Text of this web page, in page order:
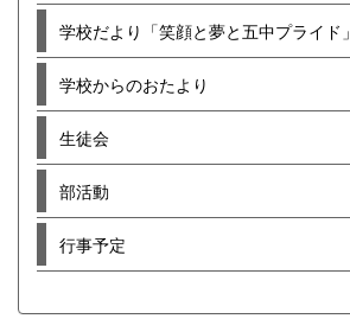
学校だより「笑顔と夢と五中プライド」
学校からのおたより
生徒会
部活動
行事予定